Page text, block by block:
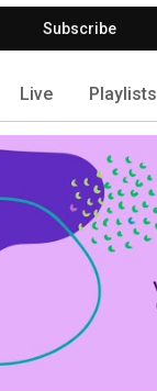
Subscribe
Live Playlists